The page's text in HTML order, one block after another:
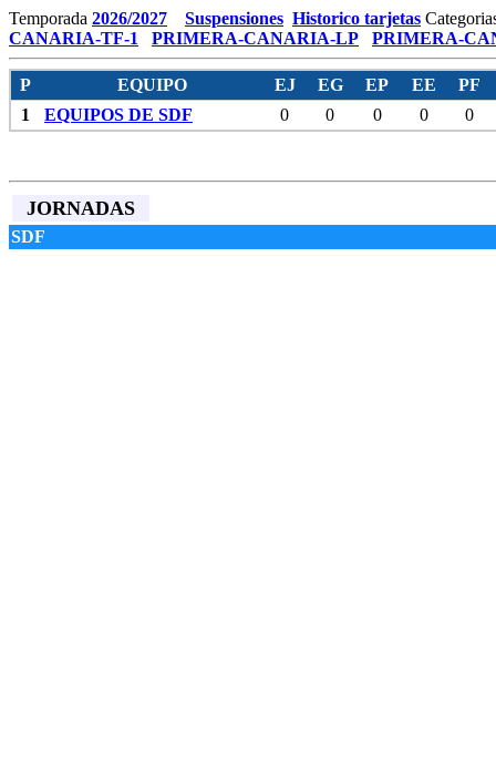
Temporada 2026/2027 Suspensiones Historico tarjetas
CANARIA-TF-1
PRIMERA-CANARIA-LP PRIMERA-
P EQUIPO EJ EG EP EE
PF
1
EQUIPOS DE SDF 0 0 0 0 0
JORNADAS
SDF